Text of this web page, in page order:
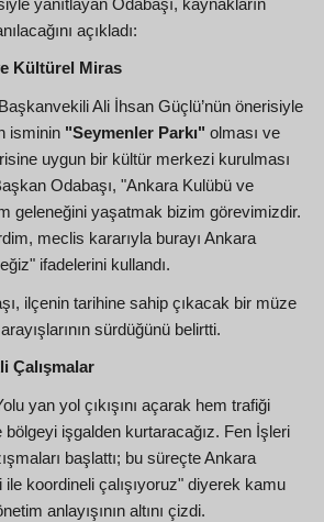
yanıtlayan Odabaşı, kaynakların
açıkladı:
Kültürel Miras
Ali İhsan Güçlü’nün önerisiyle
isminin "Seymenler Parkı" olması ve
uygun bir kültür merkezi kurulması
Odabaşı, "Ankara Kulübü ve
geleneğini yaşatmak bizim görevimizdir.
meclis kararıyla burayı Ankara
ifadelerini kullandı.
ilçenin tarihine sahip çıkacak bir müze
sürdüğünü belirtti.
Çalışmalar
yan yol çıkışını açarak hem trafiği
bölgeyi işgalden kurtaracağız. Fen İşleri
başlattı; bu süreçte Ankara
koordineli çalışıyoruz" diyerek kamu
anlayışının altını çizdi.